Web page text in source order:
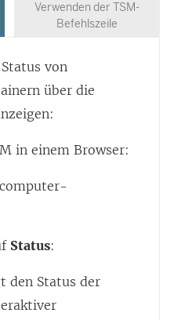
Verwenden der TSM-
Befehlszeile
von
über die
in einem Browser:
Status:
den Status der